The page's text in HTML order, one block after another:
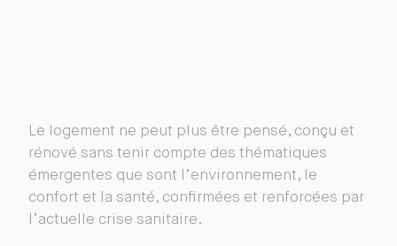
Le logement ne peut plus être pensé, conçu et
rénové sans tenir compte des thématiques
émergentes que sont l’environnement, le
confort et la santé, confirmées et renforcées par
l’actuelle crise sanitaire.